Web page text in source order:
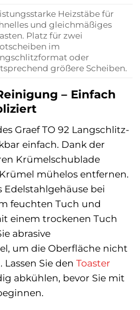
Heizstäbe für
und gleichmäßiges
Platz für zwei
im
oder
größere Scheiben.
– Einfach
Graef TO 92 Langschlitz-
einfach. Dank der
Krümelschublade
mühelos entfernen.
Edelstahlgehäuse bei
feuchten Tuch und
einem trockenen Tuch
abrasive
um die Oberfläche nicht
Sie den Toaster
abkühlen, bevor Sie mit